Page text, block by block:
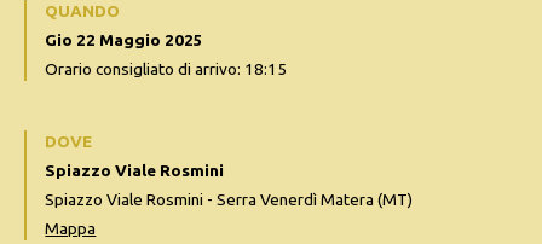
QUANDO
Gio 22 Maggio 2025
Orario consigliato di arrivo: 18:15
DOVE
Spiazzo Viale Rosmini
Spiazzo Viale Rosmini - Serra Venerdì Matera (MT)
Mappa